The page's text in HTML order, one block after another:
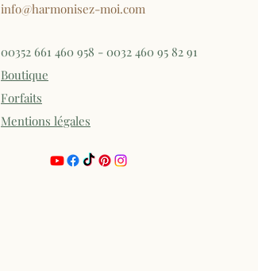
info@harmonisez-moi.com
00352 661 460 958 - 0032 460 95 82 91
Boutique
Forfaits
Mentions légales